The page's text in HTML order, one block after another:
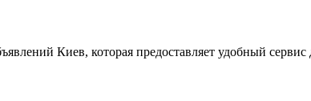
Киев, которая предоставляет удобный